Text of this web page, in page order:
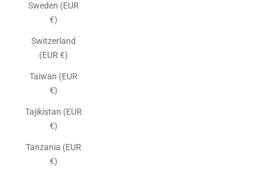
Sweden (EUR
€)
Switzerland
(EUR €)
Taiwan (EUR
€)
Tajikistan (EUR
€)
Tanzania (EUR
€)